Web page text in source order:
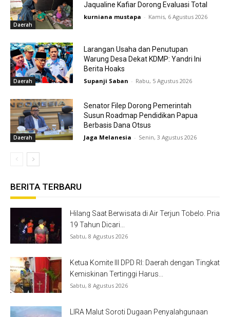
Daerah
Jaqualine Kafiar Dorong Evaluasi Total
kurniana mustapa - Kamis, 6 Agustus 2026
Daerah
Larangan Usaha dan Penutupan
Warung Desa Dekat KDMP: Yandri Ini
Berita Hoaks
Supanji Saban - Rabu, 5 Agustus 2026
Daerah
Senator Filep Dorong Pemerintah
Susun Roadmap Pendidikan Papua
Berbasis Dana Otsus
Jaga Melanesia - Senin, 3 Agustus 2026
BERITA TERBARU
Hilang Saat Berwisata di Air Terjun Tobelo. Pria
19 Tahun Dicari...
Sabtu, 8 Agustus 2026
Ketua Komite III DPD RI: Daerah dengan Tingkat
Kemiskinan Tertinggi Harus...
Sabtu, 8 Agustus 2026
LIRA Malut Soroti Dugaan Penyalahgunaan